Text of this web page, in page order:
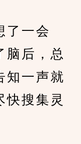
一会
脑后，总
知一声就
快搜集灵